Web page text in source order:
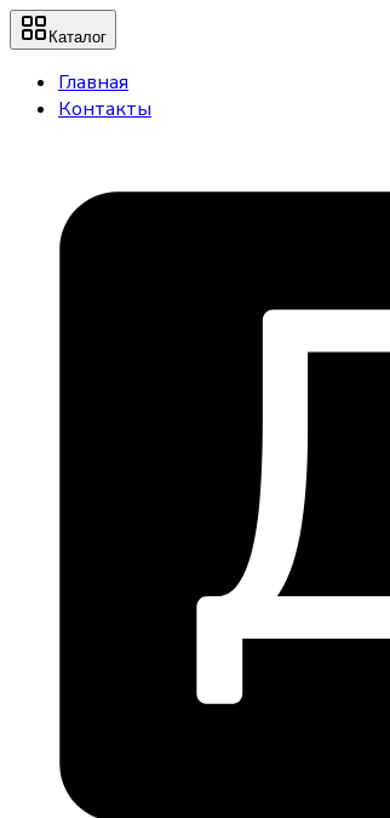
Каталог
Главная
Контакты